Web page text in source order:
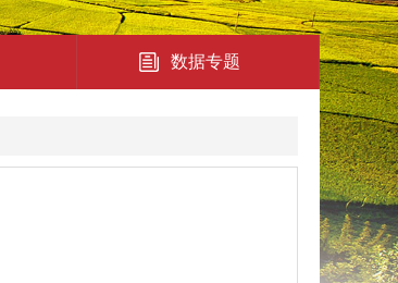
数据专题